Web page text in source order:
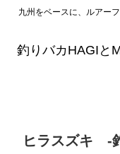
九州をベースに、ルアー
釣りバカHAGIと
ヒラスズキ -